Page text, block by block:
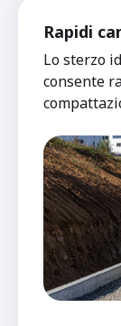
Rapidi
Lo sterzo
consente